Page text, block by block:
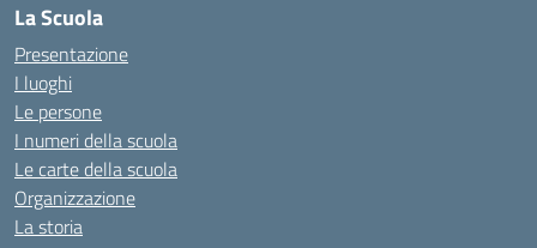
La Scuola
Presentazione
I luoghi
Le persone
I numeri della scuola
Le carte della scuola
Organizzazione
La storia